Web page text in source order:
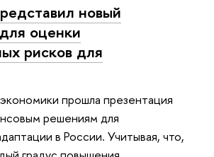
новый
оценки
рисков для
прошла презентация
решениям для
в России. Учитывая, что,